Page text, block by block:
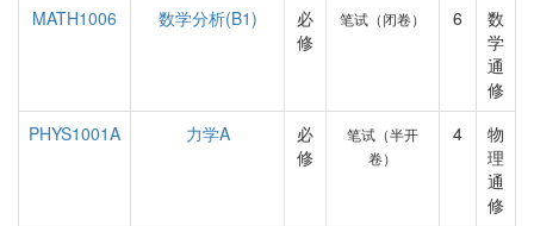
MATH1006
数学分析(B1)
必
修
笔试（闭卷） 6
数
学
通
修
PHYS1001A
力学A
必
修
笔试（半开
卷）
4
物
理
通
修